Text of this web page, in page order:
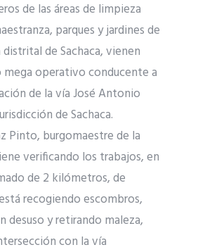
de las áreas de limpieza
parques y jardines de
de Sachaca, vienen
mega operativo conducente a
de la vía José Antonio
de Sachaca.
Pinto, burgomaestre de la
verificando los trabajos, en
de 2 kilómetros, de
recogiendo escombros,
desuso y retirando maleza,
con la vía